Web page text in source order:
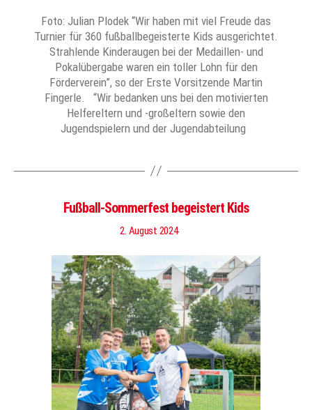
Foto: Julian Plodek “Wir haben mit viel Freude das
Turnier für 360 fußballbegeisterte Kids ausgerichtet.
Strahlende Kinderaugen bei der Medaillen- und
Pokalübergabe waren ein toller Lohn für den
Förderverein”, so der Erste Vorsitzende Martin
Fingerle. “Wir bedanken uns bei den motivierten
Helfereltern und -großeltern sowie den
Jugendspielern und der Jugendabteilung
Fußball-Sommerfest begeistert Kids
2. August 2024